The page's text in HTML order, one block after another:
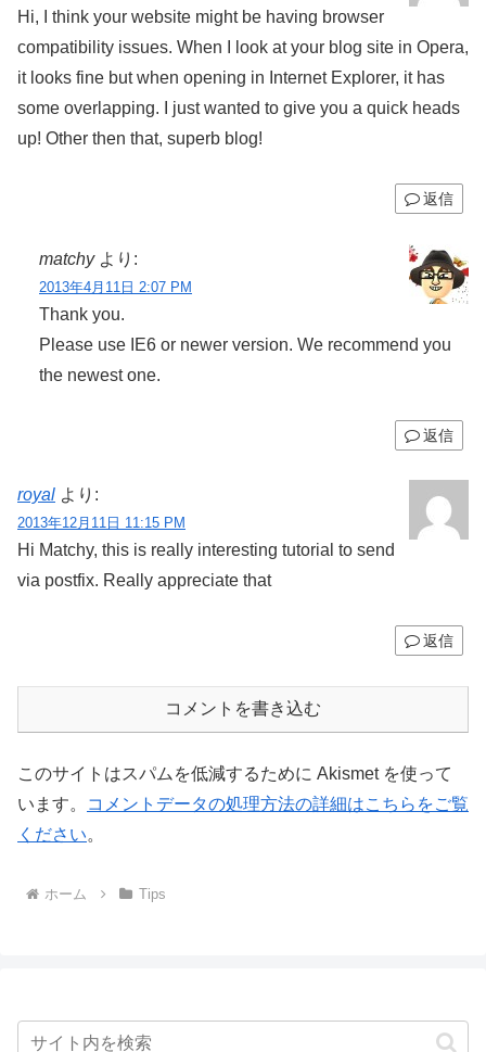
Hi, I think your website might be having browser
compatibility issues. When I look at your blog site in Opera,
it looks fine but when opening in Internet Explorer, it has
some overlapping. I just wanted to give you a quick heads
up! Other then that, superb blog!
返信
matchy より:
2013年4月11日 2:07 PM
Thank you.
Please use IE6 or newer version. We recommend you
the newest one.
返信
royal より:
2013年12月11日 11:15 PM
Hi Matchy, this is really interesting tutorial to send
via postfix. Really appreciate that
返信
コメントを書き込む
このサイトはスパムを低減するために Akismet を使って
います。
コメントデータの処理方法の詳細はこちらをご覧
ください。
ホーム Tips